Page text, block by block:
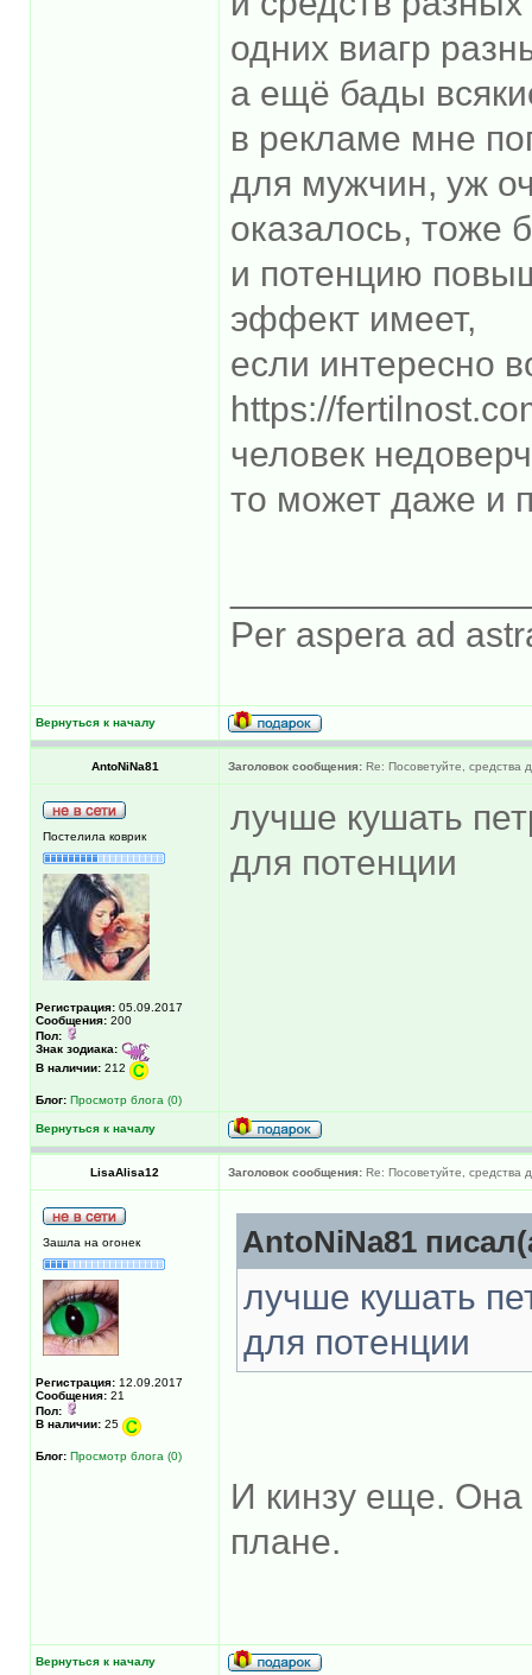
одних виагр
а ещё бады
в рекламе мне
для мужчин, уж
оказалось, тоже
и потенцию
эффект имеет,
если интересно
https://
человек
то может даже и
Per aspera ad
Вернуться к началу
AntoNiNa81 Заголовок сообщения: Re: Посоветуйте, средства
Постелила коврик
Регистрация: 05.09.2017
Сообщения: 200
Пол:
Знак зодиака:
В наличии: 212
Блог: Просмотр блога (0)
лучше кушать
для потенции
Вернуться к началу
LisaAlisa12 Заголовок сообщения: Re: Посоветуйте, средства
Зашла на огонек
Регистрация: 12.09.2017
Сообщения: 21
Пол:
В наличии: 25
Блог: Просмотр блога (0)
AntoNiNa81
лучше кушать
для потенции
И кинзу еще. Она
плане.
Вернуться к началу